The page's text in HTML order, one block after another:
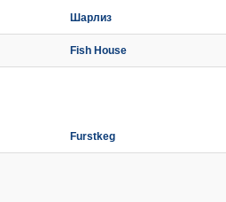
Шарлиз
Fish House
Furstkeg